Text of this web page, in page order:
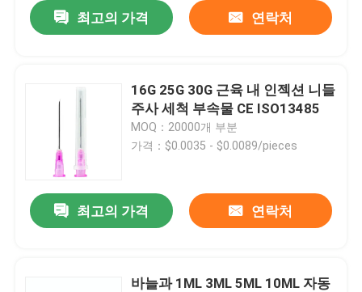
최고의 가격 연락처
16G 25G 30G 근육 내 인젝션 니들
주사 세척 부속물 CE ISO13485
MOQ：20000개 부분
가격：$0.0035 - $0.0089/pieces
최고의 가격 연락처
바늘과 1ML 3ML 5ML 10ML 자동